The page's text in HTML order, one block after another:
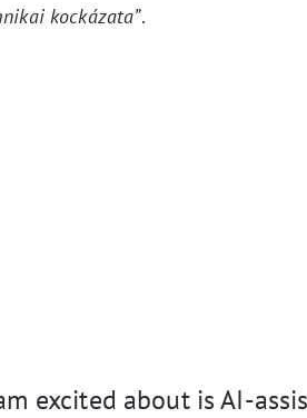
kockázata”.
excited about is AI-